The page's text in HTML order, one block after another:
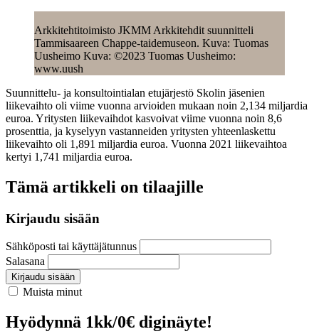
Arkkitehtitoimisto JKMM Arkkitehdit suunnitteli
Tammisaareen Chappe-taidemuseon. Kuva: Tuomas
Uusheimo Kuva: ©2023 Tuomas Uusheimo:
www.uush
Suunnittelu- ja konsultointialan etujärjestö Skolin jäsenien
liikevaihto oli viime vuonna arvioiden mukaan noin 2,134 miljardia
euroa. Yritysten liikevaihdot kasvoivat viime vuonna noin 8,6
prosenttia, ja kyselyyn vastanneiden yritysten yhteenlaskettu
liikevaihto oli 1,891 miljardia euroa. Vuonna 2021 liikevaihtoa
kertyi 1,741 miljardia euroa.
Tämä artikkeli on tilaajille
Kirjaudu sisään
Sähköposti tai käyttäjätunnus
Salasana
Kirjaudu sisään
Muista minut
Hyödynnä 1kk/0€ diginäyte!